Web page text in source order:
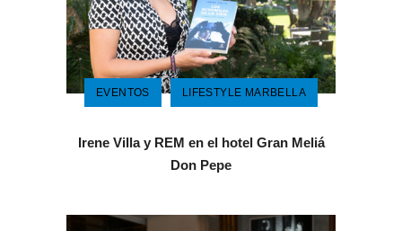
EVENTOS LIFESTYLE MARBELLA
Irene Villa y REM en el hotel Gran Meliá
Don Pepe